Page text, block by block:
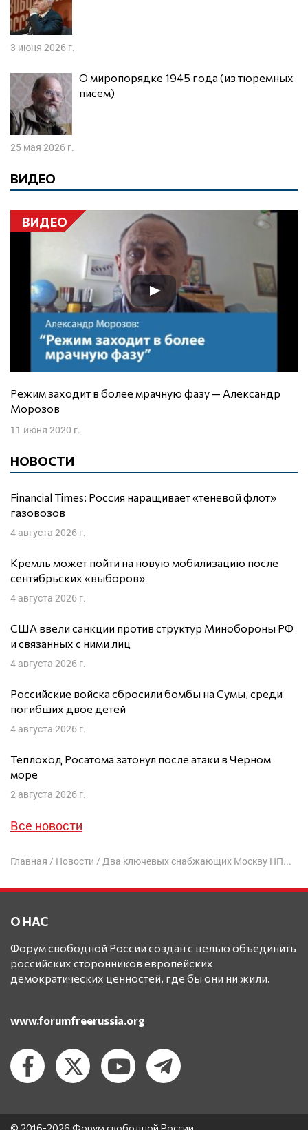
3 июня 2026 г.
О миропорядке 1945 года (из тюремных
писем)
25 мая 2026 г.
ВИДЕО
ВИДЕО
Режим заходит в более мрачную фазу — Александр
Морозов
11 июня 2020 г.
НОВОСТИ
Financial Times: Россия наращивает «теневой флот»
газовозов
4 августа 2026 г.
Кремль может пойти на новую мобилизацию после
сентябрьских «выборов»
4 августа 2026 г.
США ввели санкции против структур Минобороны РФ
и связанных с ними лиц
4 августа 2026 г.
Российские войска сбросили бомбы на Сумы, среди
погибших двое детей
4 августа 2026 г.
Теплоход Росатома затонул после атаки в Черном
море
2 августа 2026 г.
Все новости
Главная / Новости / Два ключевых снабжающих Москву НПЗ остановились после атак БПЛА
О НАС
Форум свободной России создан с целью объединить
российских сторонников европейских
демократических ценностей, где бы они ни жили.
www.forumfreerussia.org